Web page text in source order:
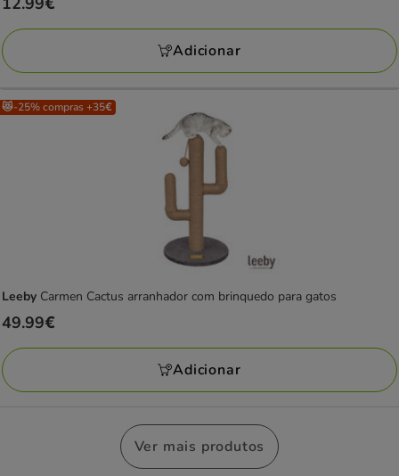
12.99€
Adicionar
😻-25% compras +35€
Leeby Carmen Cactus arranhador com brinquedo para gatos
Preço
49.99€
49.99€
Adicionar
Ver mais produtos